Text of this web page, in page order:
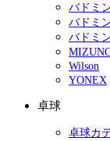
バドミ
バドミ
バドミ
Wilson
YONEX
卓球
卓球カ